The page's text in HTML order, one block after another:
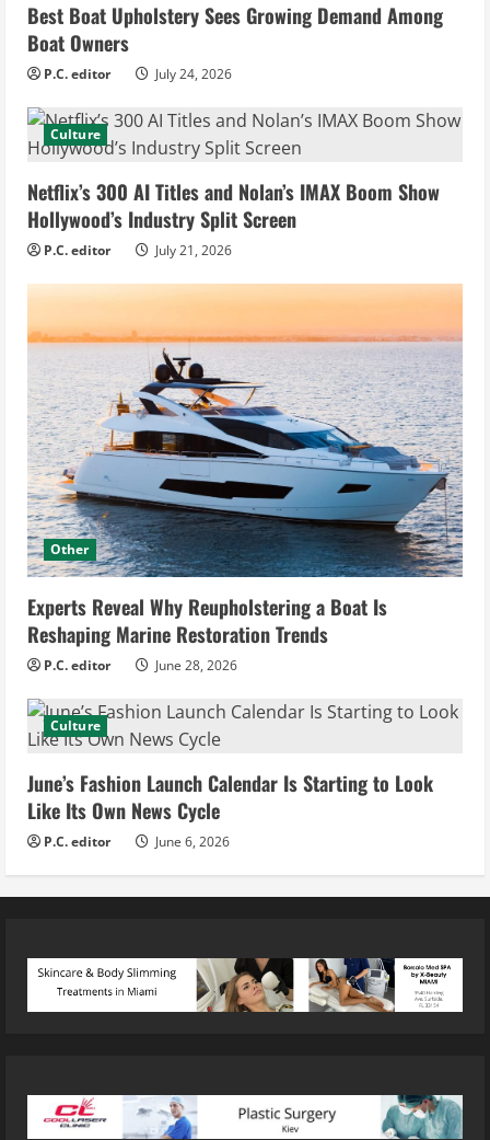
Best Boat Upholstery Sees Growing Demand Among
Boat Owners
P.C. editor July 24, 2026
Culture
Netflix’s 300 AI Titles and Nolan’s IMAX Boom Show
Hollywood’s Industry Split Screen
P.C. editor July 21, 2026
Other
Experts Reveal Why Reupholstering a Boat Is
Reshaping Marine Restoration Trends
P.C. editor June 28, 2026
Culture
June’s Fashion Launch Calendar Is Starting to Look
Like Its Own News Cycle
P.C. editor June 6, 2026